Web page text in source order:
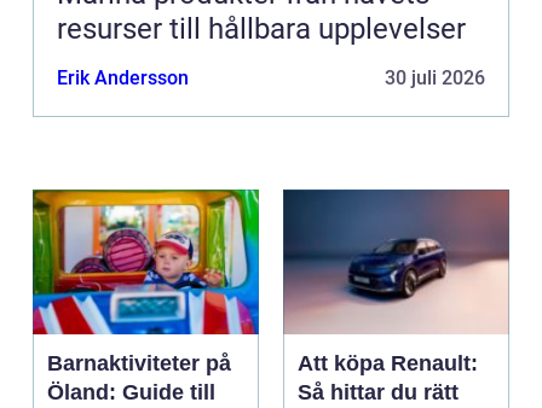
resurser till hållbara upplevelser
Erik Andersson 30 juli 2026
Barnaktiviteter på
Öland: Guide till
Att köpa Renault:
Så hittar du rätt